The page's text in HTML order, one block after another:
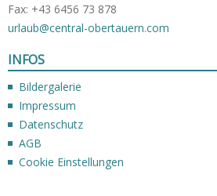
Fax: +43 6456 73 878
urlaub@central-obertauern.com
INFOS
Bildergalerie
Impressum
Datenschutz
AGB
Cookie Einstellungen